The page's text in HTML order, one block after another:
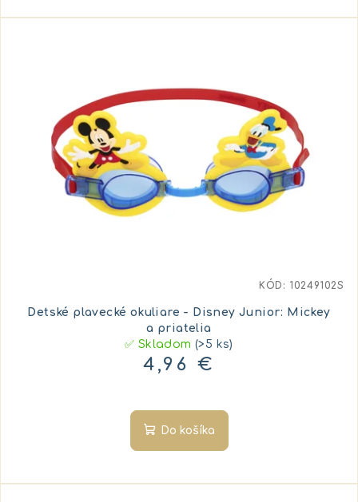
Detské plavecké okuliare - Disney Junior: Mickey
a priatelia
✅ Skladom(>5 ks)
4,96 €
Do košíka
KÓD: 10249102S